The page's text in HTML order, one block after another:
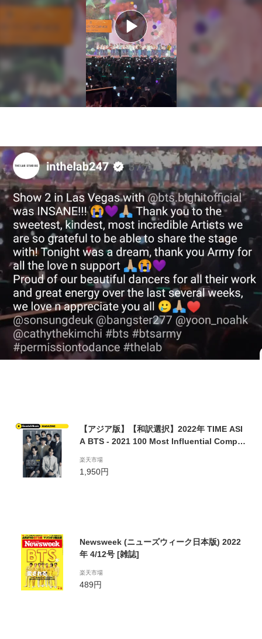
【アジア版】【和訳選択】2022年 TIME ASI
A BTS - 2021 100 Most Influential Compan
ュー 韓国 雑誌 マガジン Korean Magazine
【レビューで生写真5枚】【宅配便】
楽天市場
1,950円
Newsweek (ニューズウィーク日本版) 2022
年 4/12号 [雑誌]
楽天市場
489円